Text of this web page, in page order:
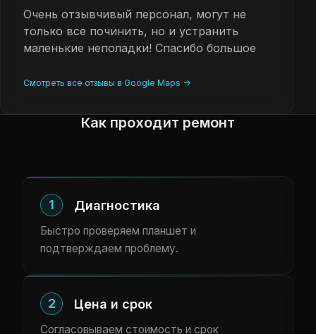
Очень отзывчивый персонал, могут не
только все починить, но и устранить
маленькие неполадки! Спасибо большое
Смотреть все отзывы в Google Maps ->
Как проходит ремонт
1 Диагностика
Быстро проверяем планшет и
подтверждаем проблему.
2 Цена и срок
Согласовываем стоимость и срок